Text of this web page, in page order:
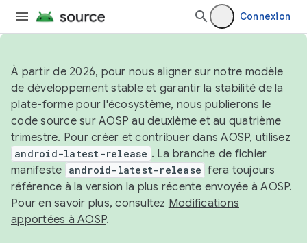
Connexion
À partir de 2026, pour nous aligner sur notre modèle
de développement stable et garantir la stabilité de la
plate-forme pour l'écosystème, nous publierons le
code source sur AOSP au deuxième et au quatrième
trimestre. Pour créer et contribuer dans AOSP, utilisez
android-latest-release . La branche de fichier
manifeste android-latest-release fera toujours
référence à la version la plus récente envoyée à AOSP.
Pour en savoir plus, consultez Modifications
apportées à AOSP.